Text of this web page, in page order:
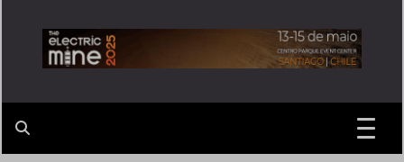
Revista
Minérios &